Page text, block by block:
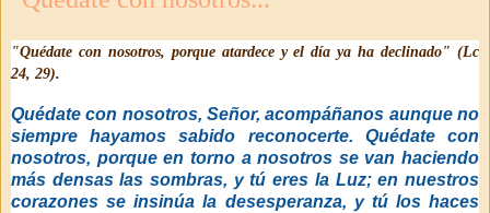
"Quédate con nosotros, porque atardece y el día ya ha declinado" (Lc
24, 29).
Quédate con nosotros, Señor, acompáñanos aunque no
siempre hayamos sabido reconocerte. Quédate con
nosotros, porque en torno a nosotros se van haciendo
más densas las sombras, y tú eres la Luz; en nuestros
corazones se insinúa la desesperanza, y tú los haces